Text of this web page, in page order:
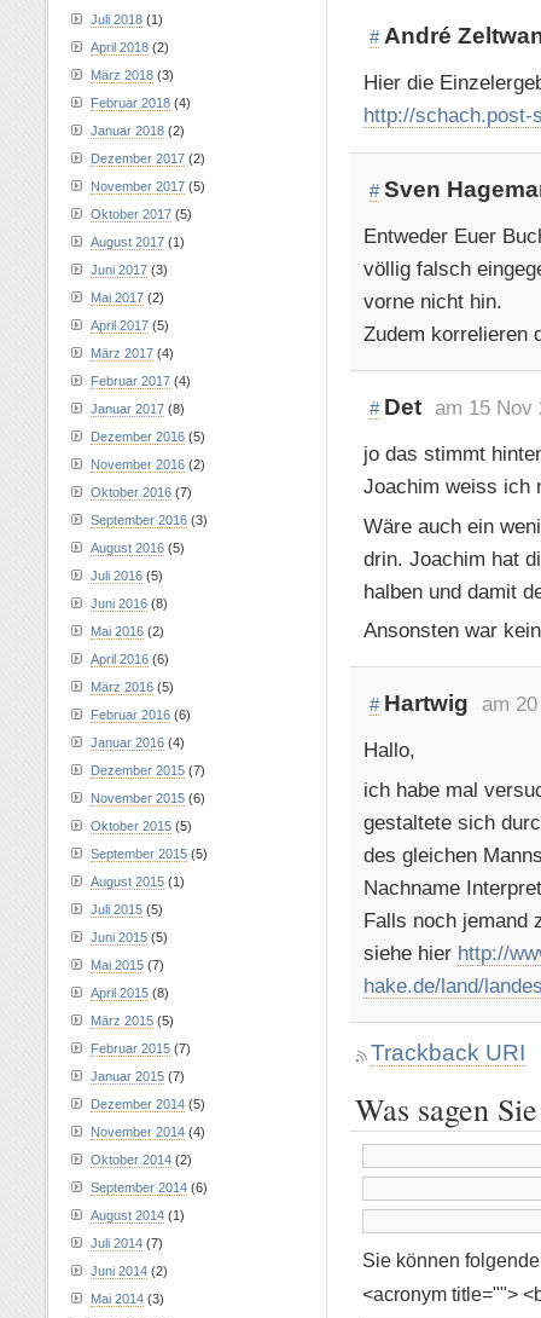
# André
Hier die
http://schach.post-
# Sven
Entweder Euer
völlig falsch
vorne nicht hin.
Zudem korrelieren
# Det
am 15 Nov
jo das stimmt
Joachim weiss ich
Wäre auch ein
drin. Joachim hat
halben und damit
Ansonsten war
# Hartwig
am
Hallo,
ich habe mal
gestaltete sich
des gleichen
Nachname
Falls noch jemand
siehe hier http://
hake.de/land/
Trackback URI
Was sagen
Sie können
<acronym title="">
Juli 2018 (1)
April 2018 (2)
März 2018 (3)
Februar 2018 (4)
Januar 2018 (2)
Dezember 2017 (2)
November 2017 (5)
Oktober 2017 (5)
August 2017 (1)
Juni 2017 (3)
Mai 2017 (2)
April 2017 (5)
März 2017 (4)
Februar 2017 (4)
Januar 2017 (8)
Dezember 2016 (5)
November 2016 (2)
Oktober 2016 (7)
September 2016 (3)
August 2016 (5)
Juli 2016 (5)
Juni 2016 (8)
Mai 2016 (2)
April 2016 (6)
März 2016 (5)
Februar 2016 (6)
Januar 2016 (4)
Dezember 2015 (7)
November 2015 (6)
Oktober 2015 (5)
September 2015 (5)
August 2015 (1)
Juli 2015 (5)
Juni 2015 (5)
Mai 2015 (7)
April 2015 (8)
März 2015 (5)
Februar 2015 (7)
Januar 2015 (7)
Dezember 2014 (5)
November 2014 (4)
Oktober 2014 (2)
September 2014 (6)
August 2014 (1)
Juli 2014 (7)
Juni 2014 (2)
Mai 2014 (3)